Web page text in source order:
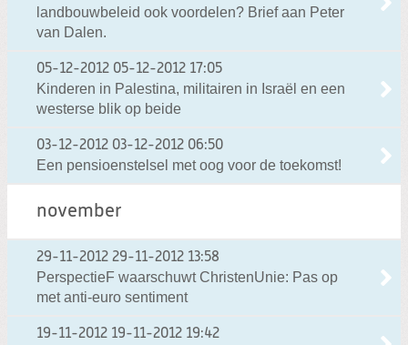
landbouwbeleid ook voordelen? Brief aan Peter
van Dalen.
05-12-2012 05-12-2012 17:05
Kinderen in Palestina, militairen in Israël en een
westerse blik op beide
03-12-2012 03-12-2012 06:50
Een pensioenstelsel met oog voor de toekomst!
november
29-11-2012 29-11-2012 13:58
PerspectieF waarschuwt ChristenUnie: Pas op
met anti-euro sentiment
19-11-2012 19-11-2012 19:42